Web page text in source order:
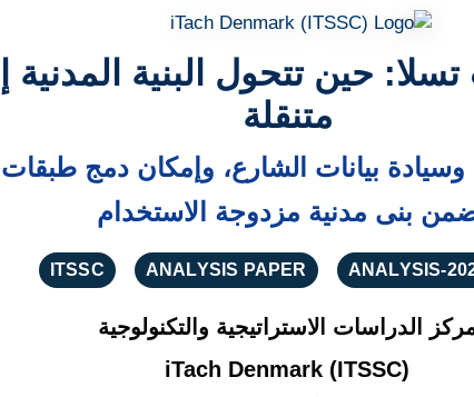
حين تتحول البنية المدنية
متنقلة
بيانات الشارع، وإمكان دمج طبقات
بنى مدنية مزدوجة الاستخدام
ANALYSIS-
ANALYSIS PAPER
ITSSC
الدراسات الاستراتيجية والتكنولوجية
iTach Denmark (ITSSC)